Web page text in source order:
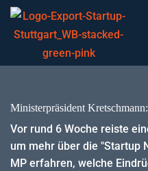
Ministerpräsident
Vor rund 6 Woche reiste
um mehr über die "Startup
MP erfahren, welche